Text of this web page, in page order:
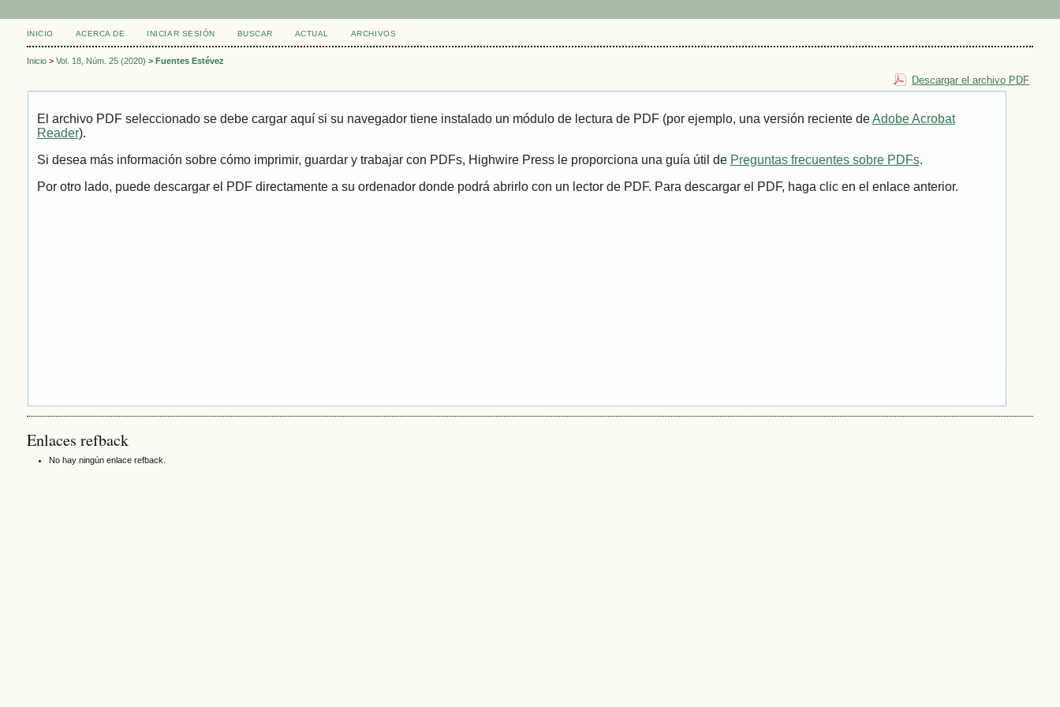
INICIO ACERCA DE INICIAR SESIÓN BUSCAR ACTUAL ARCHIVOS
Inicio> Vol. 18, Núm. 25 (2020) > Fuentes Estévez
Descargar el archivo PDF
El archivo PDF seleccionado se debe cargar aquí si su navegador tiene instalado un módulo de lectura de PDF (por ejemplo, una versión reciente deAdobe Acrobat
Reader).
Si desea más información sobre cómo imprimir, guardar y trabajar con PDFs, Highwire Press le proporciona una guía útil de Preguntas frecuentes sobre PDFs.
Por otro lado, puede descargar el PDF directamente a su ordenador donde podrá abrirlo con un lector de PDF. Para descargar el PDF, haga clic en el enlace anterior.
Enlaces refback
No hay ningún enlace refback.